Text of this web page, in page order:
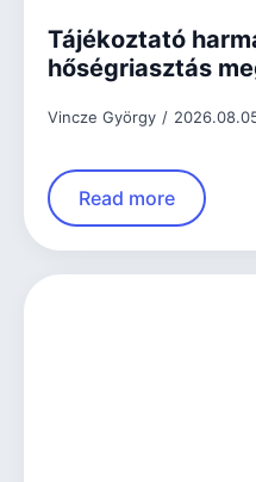
Tájékoztató
hőségriasztás
Vincze György
Read more